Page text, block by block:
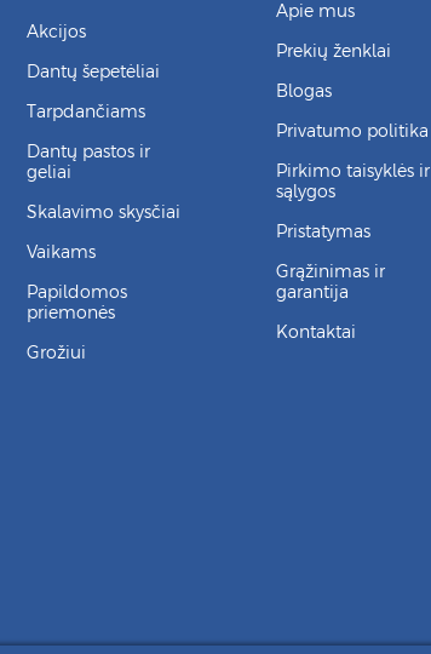
Akcijos
Dantų šepetėliai
Tarpdančiams
Dantų pastos ir
geliai
Skalavimo skysčiai
Vaikams
Papildomos
priemonės
Grožiui
Apie mus
Prekių ženklai
Blogas
Privatumo politika
Pirkimo taisyklės ir
sąlygos
Pristatymas
Grąžinimas ir
garantija
Kontaktai